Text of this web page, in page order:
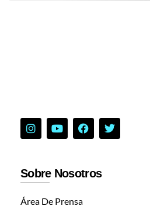
Sobre Nosotros
Área De Prensa